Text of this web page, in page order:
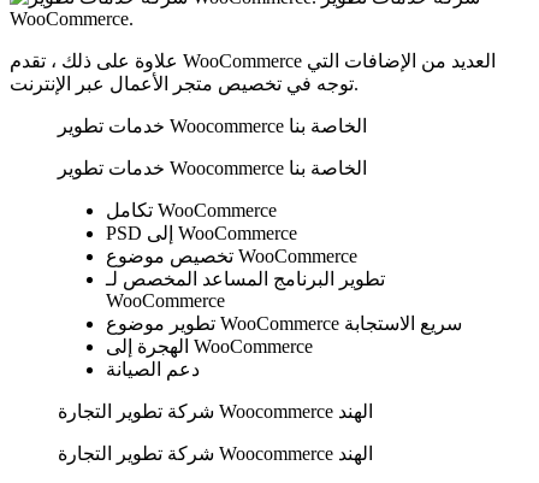
WooCommerce.
علاوة على ذلك ، تقدم WooCommerce العديد من الإضافات التي
توجه في تخصيص متجر الأعمال عبر الإنترنت.
خدمات تطوير Woocommerce الخاصة بنا
خدمات تطوير Woocommerce الخاصة بنا
تكامل WooCommerce
PSD إلى WooCommerce
تخصيص موضوع WooCommerce
تطوير البرنامج المساعد المخصص لـ
WooCommerce
تطوير موضوع WooCommerce سريع الاستجابة
الهجرة إلى WooCommerce
دعم الصيانة
شركة تطوير التجارة Woocommerce الهند
شركة تطوير التجارة Woocommerce الهند